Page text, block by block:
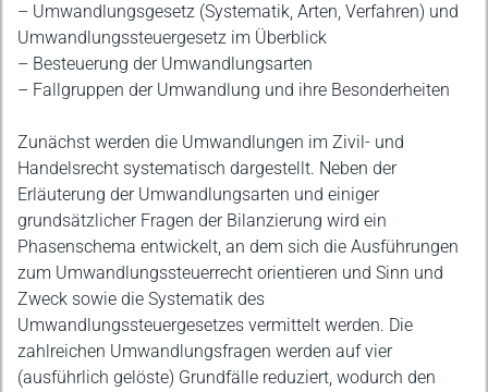
– Umwandlungsgesetz (Systematik, Arten, Verfahren) und
Umwandlungssteuergesetz im Überblick
– Besteuerung der Umwandlungsarten
– Fallgruppen der Umwandlung und ihre Besonderheiten
Zunächst werden die Umwandlungen im Zivil- und
Handelsrecht systematisch dargestellt. Neben der
Erläuterung der Umwandlungsarten und einiger
grundsätzlicher Fragen der Bilanzierung wird ein
Phasenschema entwickelt, an dem sich die Ausführungen
zum Umwandlungssteuerrecht orientieren und Sinn und
Zweck sowie die Systematik des
Umwandlungssteuergesetzes vermittelt werden. Die
zahlreichen Umwandlungsfragen werden auf vier
(ausführlich gelöste) Grundfälle reduziert, wodurch den